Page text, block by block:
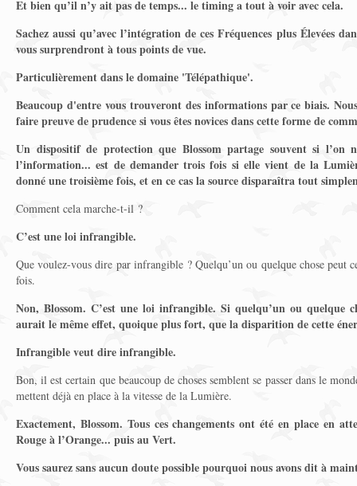
Et bien qu’il n’y ait pas de temps... le timing a tout à voir avec cela.
Sachez aussi qu’avec l’intégration de ces Fréquences plus Élevées
vous surprendront à tous points de vue.
Particulièrement dans le domaine 'Télépathique'.
Beaucoup d'entre vous trouveront des informations par ce biais.
faire preuve de prudence si vous êtes novices dans cette forme de
Un dispositif de protection que Blossom partage souvent si l’on
l’information... est de demander trois fois si elle vient de la
donné une troisième fois, et en ce cas la source disparaîtra tout
Comment cela marche-t-il ?
C’est une loi infrangible.
Que voulez-vous dire par infrangible ? Quelqu’un ou quelque chose peut
fois.
Non, Blossom. C’est une loi infrangible. Si quelqu’un ou quelque
aurait le même effet, quoique plus fort, que la disparition de cette
Infrangible veut dire infrangible.
Bon, il est certain que beaucoup de choses semblent se passer dans le
mettent déjà en place à la vitesse de la Lumière.
Exactement, Blossom. Tous ces changements ont été en place en
Rouge à l’Orange... puis au Vert.
Vous saurez sans aucun doute possible pourquoi nous avons dit à